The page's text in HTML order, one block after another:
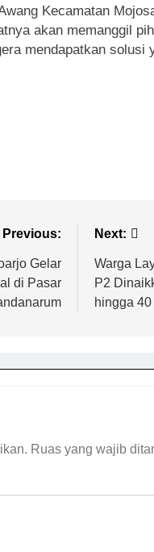
Kecamatan
akan memanggil
mendapatkan solusi
Previous:
Gelar
di Pasar
Next:
Warga
P2
hingga
Ruas yang wajib